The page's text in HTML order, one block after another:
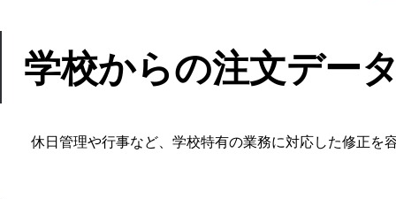
学校からの注文デー
休日管理や行事など、学校特有の業務に対応した修正を